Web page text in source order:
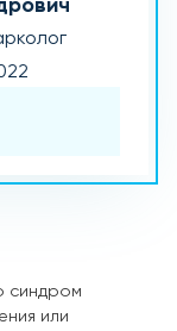
синдром
или